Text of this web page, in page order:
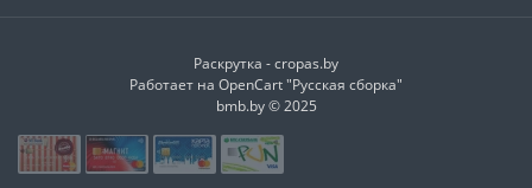
Раскрутка -cropas.by
Работает на OpenCart "Русская сборка"
bmb.by © 2025